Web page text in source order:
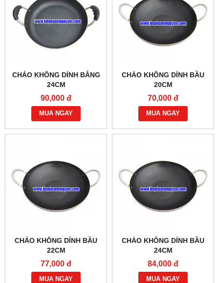
CHẢO KHÔNG DÍNH BẰNG
24CM
90,000 đ
MUA NGAY
CHẢO KHÔNG DÍNH BẦU
20CM
70,000 đ
MUA NGAY
CHẢO KHÔNG DÍNH BẦU
22CM
77,000 đ
MUA NGAY
CHẢO KHÔNG DÍNH BẦU
24CM
84,000 đ
MUA NGAY